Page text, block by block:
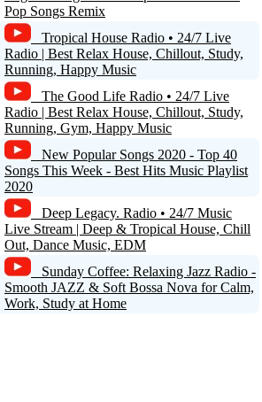
Pop Songs Remix
Tropical House Radio • 24/7 Live
Radio | Best Relax House, Chillout, Study,
Running, Happy Music
The Good Life Radio • 24/7 Live
Radio | Best Relax House, Chillout, Study,
Running, Gym, Happy Music
New Popular Songs 2020 - Top 40
Songs This Week - Best Hits Music Playlist
2020
Deep Legacy. Radio • 24/7 Music
Live Stream | Deep & Tropical House, Chill
Out, Dance Music, EDM
Sunday Coffee: Relaxing Jazz Radio -
Smooth JAZZ & Soft Bossa Nova for Calm,
Work, Study at Home